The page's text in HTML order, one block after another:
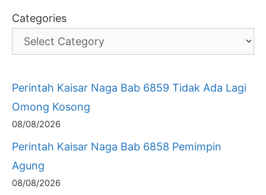
Categories
Perintah Kaisar Naga Bab 6859 Tidak Ada Lagi
Omong Kosong
08/08/2026
Perintah Kaisar Naga Bab 6858 Pemimpin
Agung
08/08/2026